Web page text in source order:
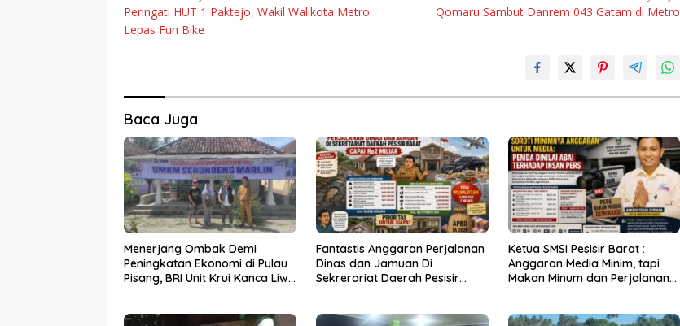
pos
Peringati HUT 1 Paktejo, Wakil Walikota Metro
Lepas Fun Bike
Qomaru Sambut Danrem 043 Gatam di Metro
Baca Juga
Menerjang Ombak Demi
Peningkatan Ekonomi di Pulau
Pisang, BRI Unit Krui Kanca Liwa
Fantastis Anggaran Perjalanan
Dinas dan Jamuan Di
Sekrerariat Daerah Pesisir
Ketua SMSI Pesisir Barat :
Anggaran Media Minim, tapi
Makan Minum dan Perjalanan